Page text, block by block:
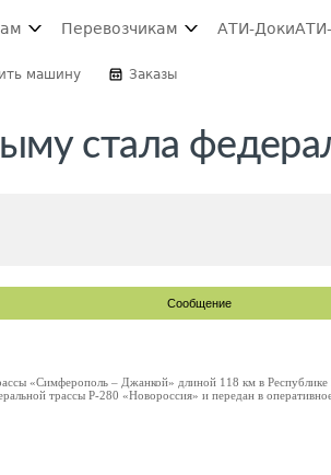
Перевозчикам АТИ-Доки
машину Заказы
стала
Сообщение
«Симферополь – Джанкой» длиной 118 км в
трассы Р-280 «Новороссия» и передан в